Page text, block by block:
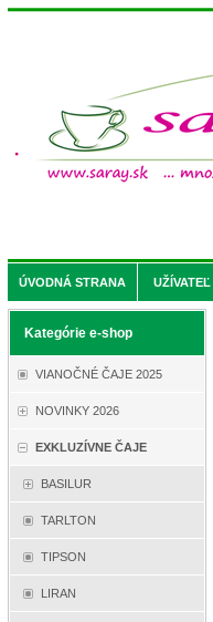
ÚVODNÁ STRANA UŽÍVATEĽ
Kategórie e-shop
VIANOČNÉ ČAJE 2025
NOVINKY 2026
EXKLUZÍVNE ČAJE
BASILUR
TARLTON
TIPSON
LIRAN